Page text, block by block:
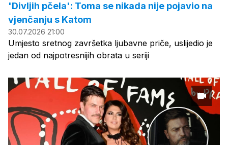
'Divljih pčela': Toma se nikada nije pojavio na
vjenčanju s Katom
30.07.2026 21:00
Umjesto sretnog završetka ljubavne priče, uslijedio je
jedan od najpotresnijih obrata u seriji